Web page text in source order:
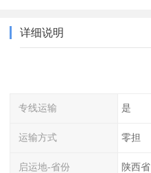
详细说明
专线运输 是
运输方式 零担
启运地-省份 陕西省